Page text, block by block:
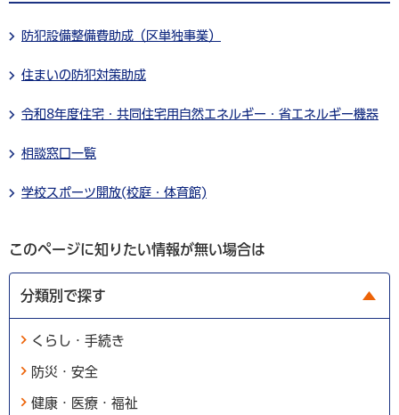
防犯設備整備費助成（区単独事業）
住まいの防犯対策助成
令和8年度住宅・共同住宅用自然エネルギー・省エネルギー機器
相談窓口一覧
学校スポーツ開放(校庭・体育館)
このページに知りたい情報が無い場合は
分類別で探す
くらし・手続き
防災・安全
健康・医療・福祉